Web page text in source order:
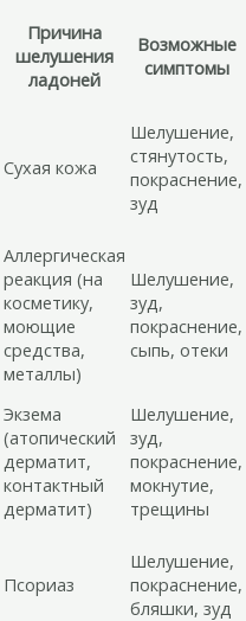
Причина
шелушения
ладоней
Возможные
симптомы
Сухая кожа
Шелушение,
стянутость,
покраснение,
зуд
Аллергическая
реакция (на
косметику,
моющие
средства,
металлы)
Шелушение,
зуд,
покраснение,
сыпь, отеки
Экзема
(атопический
дерматит,
контактный
дерматит)
Шелушение,
зуд,
покраснение,
мокнутие,
трещины
Псориаз
Шелушение,
покраснение,
бляшки, зуд